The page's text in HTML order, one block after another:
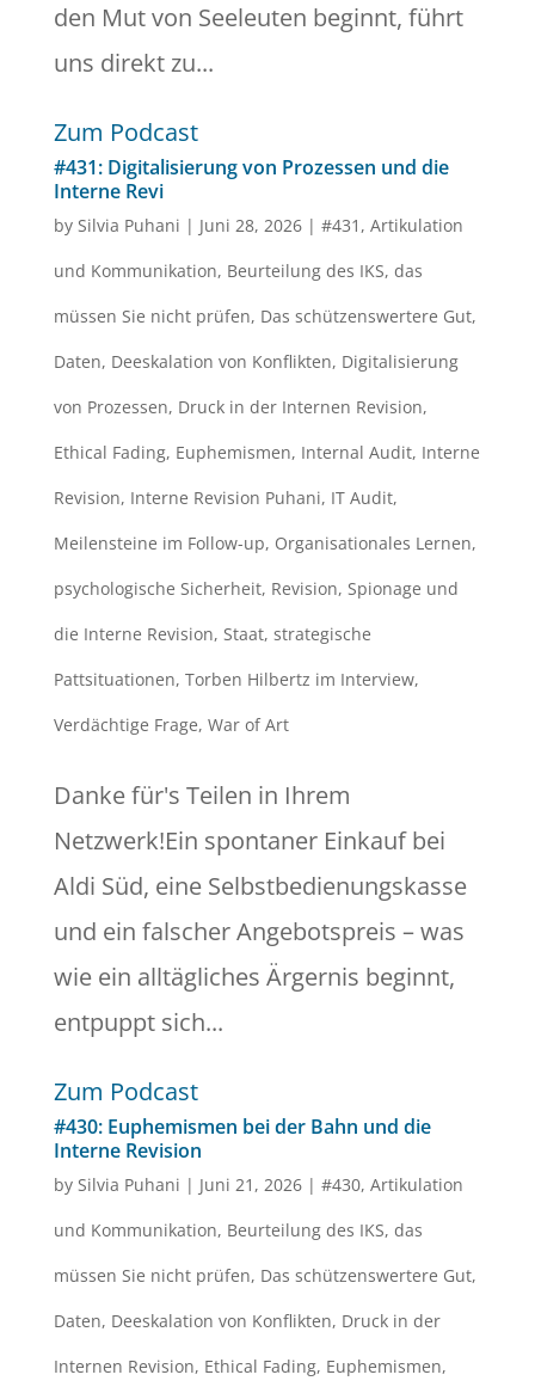
den Mut von Seeleuten beginnt, führt
uns direkt zu...
Zum Podcast
#431: Digitalisierung von Prozessen und die
Interne Revi
by Silvia Puhani | Juni 28, 2026| #431 , Artikulation
und Kommunikation, Beurteilung des IKS, das
müssen Sie nicht prüfen, Das schützenswertere Gut,
Daten, Deeskalation von Konflikten, Digitalisierung
von Prozessen, Druck in der Internen Revision,
Ethical Fading, Euphemismen, Internal Audit, Interne
Revision, Interne Revision Puhani, IT Audit,
Meilensteine im Follow-up, Organisationales Lernen,
psychologische Sicherheit, Revision, Spionage und
die Interne Revision, Staat, strategische
Pattsituationen, Torben Hilbertz im Interview,
Verdächtige Frage, War of Art
Danke für's Teilen in Ihrem
Netzwerk!Ein spontaner Einkauf bei
Aldi Süd, eine Selbstbedienungskasse
und ein falscher Angebotspreis – was
wie ein alltägliches Ärgernis beginnt,
entpuppt sich...
Zum Podcast
#430: Euphemismen bei der Bahn und die
Interne Revision
by Silvia Puhani | Juni 21, 2026| #430, Artikulation
und Kommunikation, Beurteilung des IKS, das
müssen Sie nicht prüfen, Das schützenswertere Gut,
Daten, Deeskalation von Konflikten, Druck in der
Internen Revision, Ethical Fading, Euphemismen,